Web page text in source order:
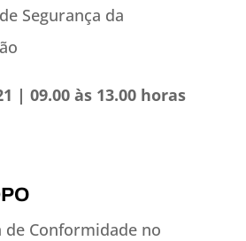
Segurança da
| 09.00 às 13.00 horas
Conformidade no